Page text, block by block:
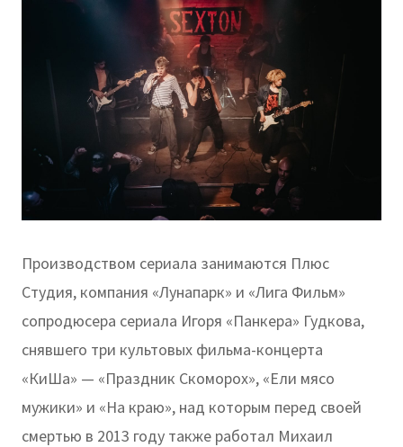
Производством сериала занимаются Плюс
Студия, компания «Лунапарк» и «Лига Фильм»
сопродюсера сериала Игоря «Панкера» Гудкова,
снявшего три культовых фильма-концерта
«КиШа» — «Праздник Скоморох», «Ели мясо
мужики» и «На краю», над которым перед своей
смертью в 2013 году также работал Михаил